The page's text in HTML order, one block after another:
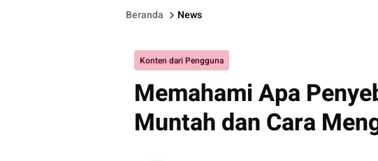
Beranda News
Konten dari Pengguna
Memahami Apa
Muntah dan Cara